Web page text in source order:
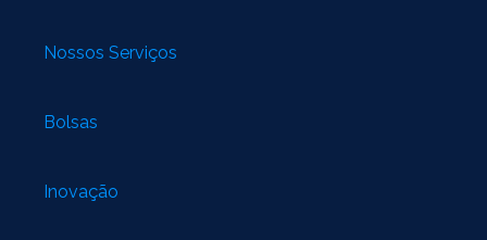
Nossos Serviços
Bolsas
Inovação